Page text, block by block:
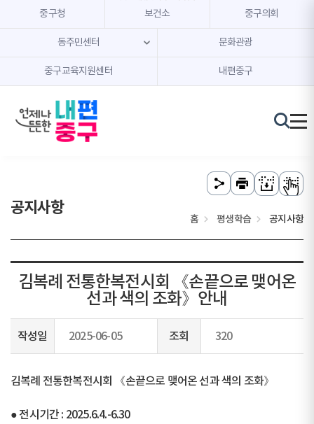
본문 내용 바로가기
주메뉴 바로가기
중구청 보건소 중구의회
동주민센터 문화관광
중구교육지원센터 내편중구
공지사항
홈 평생학습 공지사항
김복례 전통한복전시회 《손끝으로 맺어온
선과 색의 조화》안내
작성일 2025-06-05 조회 320
김복례 전통한복전시회 《손끝으로 맺어온 선과 색의 조화》
● 전시기간 : 2025.6.4.-6.30